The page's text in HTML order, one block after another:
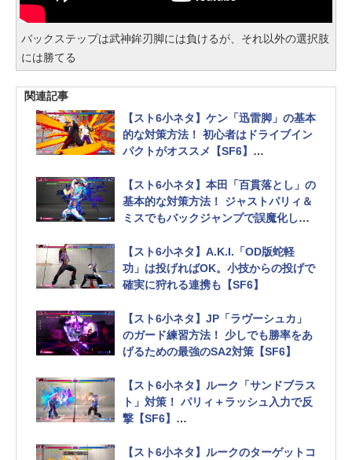
バックステップは武神鉾刃脚には負けるが、それ以外の選択肢
には勝てる
関連記事
【スト6小ネタ】ケン「迅雷脚」の基本
的な対策方法！ 初心者はドライブイン
パクトがオススメ【SF6】
【スト6小ネタ】本田「百貫落とし」の
基本的な対策方法！ ジャストパリィ＆
ミスでもバックジャンプで誤魔化しや
対空技はキャラごとに調べる必要アリ
【スト6小ネタ】A.K.I.「OD版蛇軽
功」は投げればOK。小技からの投げで
確実に狩れる連携も【SF6】
【スト6小ネタ】JP「ラヴーシュカ」
のガード練習方法！ 少しでも勝率をあ
げるための最強のSA2対策【SF6】
【スト6小ネタ】ルーク「サンドブラス
ト」対策！ パリィ＋ラッシュ入力で反
撃【SF6】
要確認
【スト6小ネタ】ルークのターゲットコ